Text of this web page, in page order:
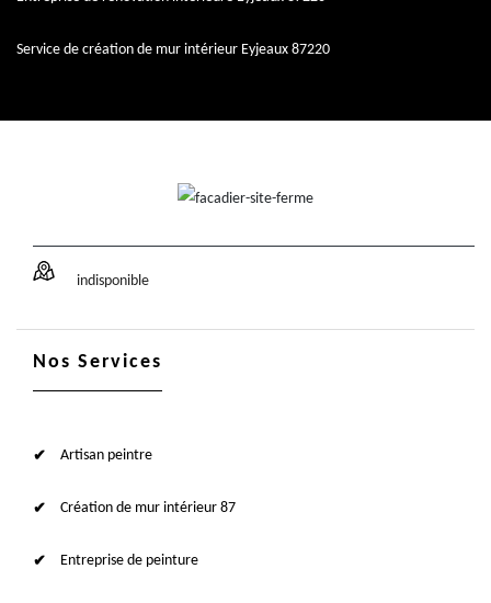
Service de création de mur intérieur Eyjeaux 87220
indisponible
Nos Services
Artisan peintre
Création de mur intérieur 87
Entreprise de peinture